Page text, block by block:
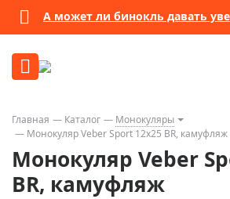
А может ли бинокль давать
Главная Каталог
Монокуляры
Монокуляр Veber Sport 12х25 BR, камуфляж
Монокуляр Veber
BR, камуфляж